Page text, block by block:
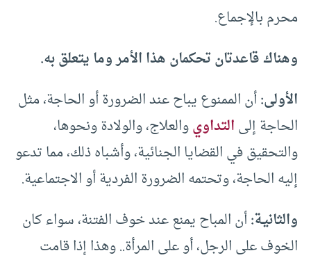
محرم بالإجماع.
وهناك قاعدتان تحكمان هذا الأمر وما يتعلق به.
الأولى:أن الممنوع يباح عند الضرورة أو الحاجة، مثل
الحاجة إلىالتداويوالعلاج، والولادة ونحوها،
والتحقيق في القضايا الجنائية، وأشباه ذلك، مما تدعو
إليه الحاجة، وتحتمه الضرورة الفردية أو الاجتماعية.
والثانيـة:أن المباح يمنع عند خوف الفتنة، سواء كان
الخوف على الرجل، أو على المرأة.. وهذا إذا قامت